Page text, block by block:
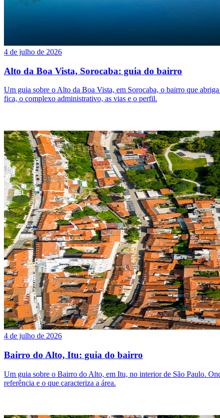
4 de julho de 2026
Alto da Boa Vista, Sorocaba: guia do bairro
Um guia sobre o Alto da Boa Vista, em Sorocaba, o bairro que
fica, o complexo administrativo, as vias e o perfil.
4 de julho de 2026
Bairro do Alto, Itu: guia do bairro
Um guia sobre o Bairro do Alto, em Itu, no interior de São Paulo.
referência e o que caracteriza a área.